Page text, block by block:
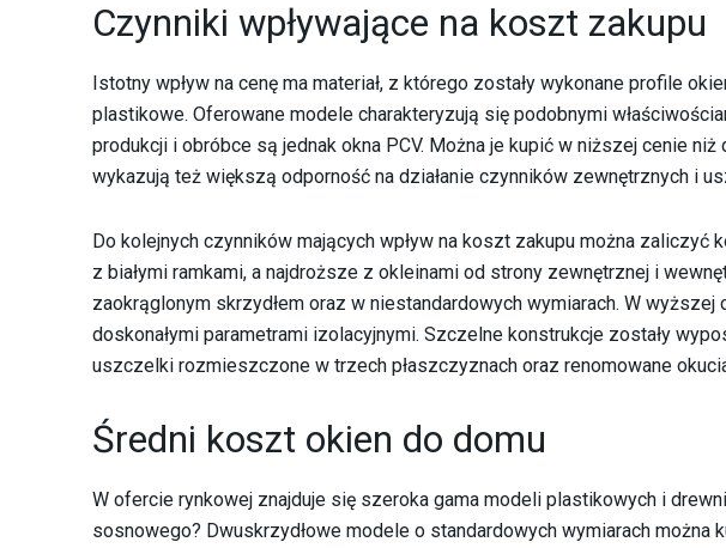
Czynniki wpływające na koszt zakupu
Istotny wpływ na cenę ma materiał, z którego zostały wykonane profile
plastikowe. Oferowane modele charakteryzują się podobnymi
produkcji i obróbce są jednak okna PCV. Można je kupić w niższej cenie
wykazują też większą odporność na działanie czynników zewnętrznych i
Do kolejnych czynników mających wpływ na koszt zakupu można zaliczyć
z białymi ramkami, a najdroższe z okleinami od strony zewnętrznej i
zaokrąglonym skrzydłem oraz w niestandardowych wymiarach. W
doskonałymi parametrami izolacyjnymi. Szczelne konstrukcje zostały
uszczelki rozmieszczone w trzech płaszczyznach oraz renomowane
Średni koszt okien do domu
W ofercie rynkowej znajduje się szeroka gama modeli plastikowych i
sosnowego? Dwuskrzydłowe modele o standardowych wymiarach można